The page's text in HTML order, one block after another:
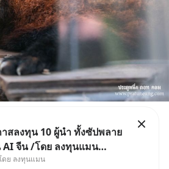
สลงทุน 10 ผู้นำ ทั้งซัปพลาย
AI จีน /โดย ลงทุนแมน
ทุนตรง คัด 10 ผู้นำเน้น ๆ ใน
ดย ลงทุนแมน